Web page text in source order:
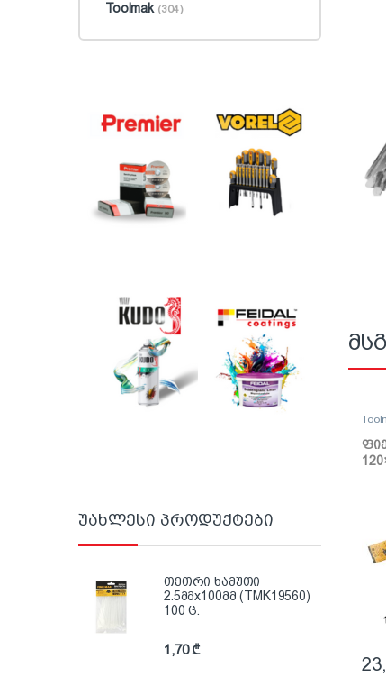
Toolmak (304)
უახლესი პროდუქტები
თეთრი ხამუთი
2.5მმx100მმ (TMK19560)
100 ც.
1,70₾